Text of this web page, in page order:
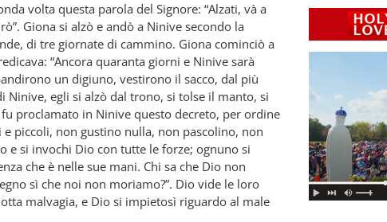
volta questa parola del Signore: “Alzati, và a
Giona si alzò e andò a Ninive secondo la
di tre giornate di cammino. Giona cominciò a
“Ancora quaranta giorni e Ninive sarà
un digiuno, vestirono il sacco, dal più
egli si alzò dal trono, si tolse il manto, si
proclamato in Ninive questo decreto, per ordine
piccoli, non gustino nulla, non pascolino, non
e si invochi Dio con tutte le forze; ognuno si
che è nelle sue mani. Chi sa che Dio non
sì che noi non moriamo?”. Dio vide le loro
malvagia, e Dio si impietosì riguardo al male